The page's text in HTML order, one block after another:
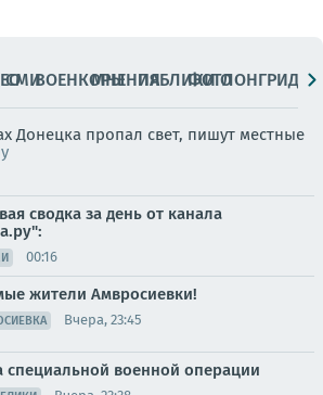
СМИВОЕНКОРЫМНЕНИЯПАБЛИКИ
ФОТОЛОНГРИДЫ
Донецка пропал свет, пишут местные
сводка за день от канала
00:16
жители Амвросиевки!
Вчера, 23:45
специальной военной операции